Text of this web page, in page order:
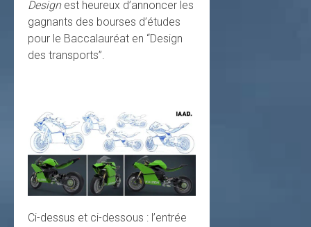
Designest heureux d’annoncer les
gagnants des bourses d’études
pour le Baccalauréat en “Design
des transports”.
Ci-dessus et ci-dessous : l’entrée